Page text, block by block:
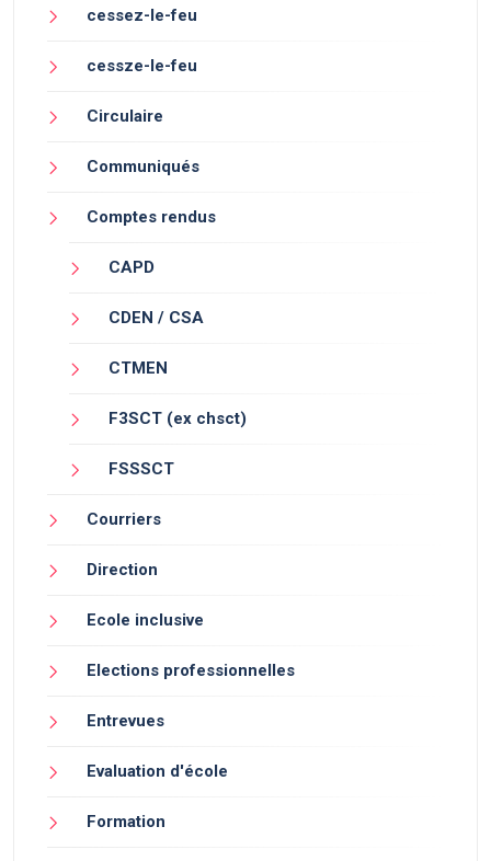
cessez-le-feu
cessze-le-feu
Circulaire
Communiqués
Comptes rendus
CAPD
CDEN / CSA
CTMEN
F3SCT (ex chsct)
FSSSCT
Courriers
Direction
Ecole inclusive
Elections professionnelles
Entrevues
Evaluation d'école
Formation